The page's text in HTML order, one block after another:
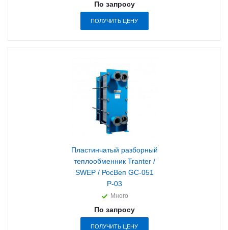
По запросу
ПОЛУЧИТЬ ЦЕНУ
Пластинчатый разборный
теплообменник Tranter /
SWEP / РосВеп GC-051
P-03
Много
По запросу
ПОЛУЧИТЬ ЦЕНУ